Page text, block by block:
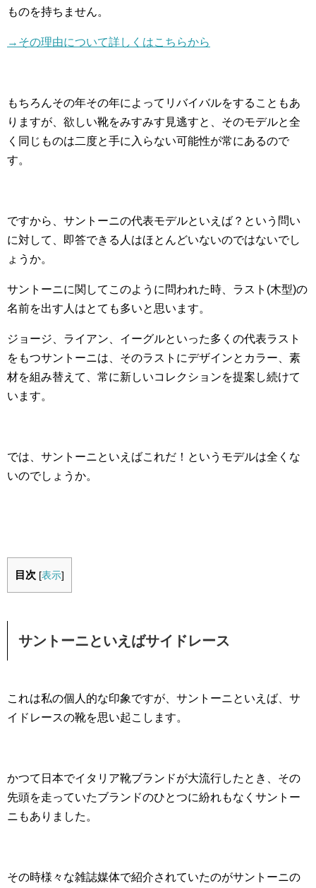
ものを持ちません。
→その理由について詳しくはこちらから
もちろんその年その年によってリバイバルをすることもあ
りますが、欲しい靴をみすみす見逃すと、そのモデルと全
く同じものは二度と手に入らない可能性が常にあるので
す。
ですから、サントーニの代表モデルといえば？という問い
に対して、即答できる人はほとんどいないのではないでし
ょうか。
サントーニに関してこのように問われた時、ラスト(木型)の
名前を出す人はとても多いと思います。
ジョージ、ライアン、イーグルといった多くの代表ラスト
をもつサントーニは、そのラストにデザインとカラー、素
材を組み替えて、常に新しいコレクションを提案し続けて
います。
では、サントーニといえばこれだ！というモデルは全くな
いのでしょうか。
目次 [表示]
サントーニといえばサイドレース
これは私の個人的な印象ですが、サントーニといえば、サ
イドレースの靴を思い起こします。
かつて日本でイタリア靴ブランドが大流行したとき、その
先頭を走っていたブランドのひとつに紛れもなくサントー
ニもありました。
その時様々な雑誌媒体で紹介されていたのがサントーニの